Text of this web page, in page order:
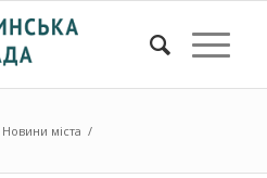
Новини міста /